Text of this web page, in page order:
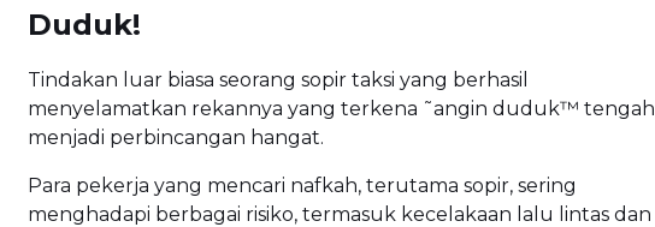
Duduk!
Tindakan luar biasa seorang sopir taksi yang berhasil
menyelamatkan rekannya yang terkena ˜angin duduk™ tengah
menjadi perbincangan hangat.
Para pekerja yang mencari nafkah, terutama sopir, sering
menghadapi berbagai risiko, termasuk kecelakaan lalu lintas dan